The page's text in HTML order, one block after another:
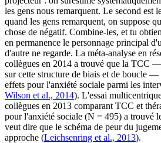
les gens nous remarquent. Le second est
quand les gens remarquent, on suppose
chose de négatif. Combine-les, et tu
en permanence le personnage principal
d'autre ne regarde. La méta-analyse en
collègues en 2014 a trouvé que la TCC
sur cette structure de biais et de boucle
effets pour l'anxiété sociale parmi les
Wilson et al., 2014). L'essai
collègues en 2013 comparant TCC et
pour l'anxiété sociale (N = 495) a trouvé
veut dire que le schéma de peur du
approche (Leichsenring et al., 2013).